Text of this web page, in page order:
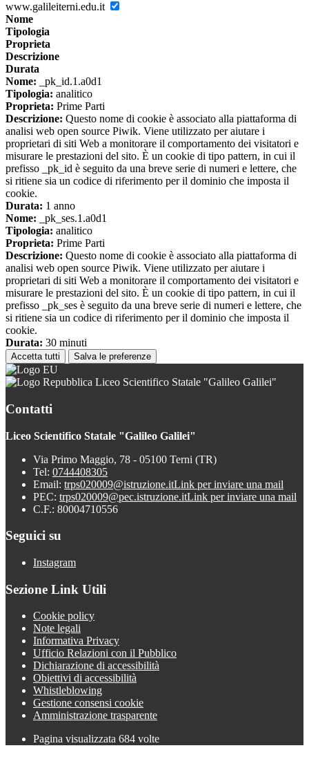
www.galileiterni.edu.it
Nome
Tipologia
Proprieta
Descrizione
Durata
Nome: _pk_id.1.a0d1
Tipologia: analitico
Proprieta: Prime Parti
Descrizione: Questo nome di cookie è associato alla piattaforma di
analisi web open source Piwik. Viene utilizzato per aiutare i
proprietari di siti Web a monitorare il comportamento dei visitatori e
misurare le prestazioni del sito. È un cookie di tipo pattern, in cui il
prefisso _pk_id è seguito da una breve serie di numeri e lettere, che
si ritiene sia un codice di riferimento per il dominio che imposta il
cookie.
Durata: 1 anno
Nome: _pk_ses.1.a0d1
Tipologia: analitico
Proprieta: Prime Parti
Descrizione: Questo nome di cookie è associato alla piattaforma di
analisi web open source Piwik. Viene utilizzato per aiutare i
proprietari di siti Web a monitorare il comportamento dei visitatori e
misurare le prestazioni del sito. È un cookie di tipo pattern, in cui il
prefisso _pk_ses è seguito da una breve serie di numeri e lettere, che
si ritiene sia un codice di riferimento per il dominio che imposta il
cookie.
Durata: 30 minuti
Accetta tutti Salva le preferenze
Liceo Scientifico Statale "Galileo Galilei"
Contatti
Liceo Scientifico Statale "Galileo Galilei"
Via Primo Maggio, 78 - 05100 Terni (TR)
Tel: 0744408305
Email: trps020009@istruzione.itLink per inviare una mail
PEC: trps020009@pec.istruzione.itLink per inviare una mail
C.F.: 80004710556
Seguici su
Instagram
Sezione Link Utili
Cookie policy
Note legali
Informativa Privacy
Ufficio Relazioni con il Pubblico
Dichiarazione di accessibilità
Obiettivi di accessibilità
Whistleblowing
Gestione consensi cookie
Amministrazione trasparente
Pagina visualizzata 684 volte